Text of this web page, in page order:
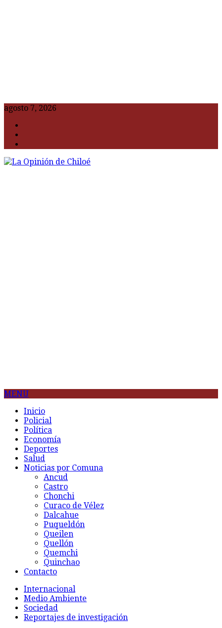
agosto 7, 2026
MENU
Inicio
Policial
Política
Economía
Deportes
Salud
Noticias por Comuna
Ancud
Castro
Chonchi
Curaco de Vélez
Dalcahue
Puqueldón
Queilen
Quellón
Quemchi
Quinchao
Contacto
Internacional
Medio Ambiente
Sociedad
Reportajes de investigación